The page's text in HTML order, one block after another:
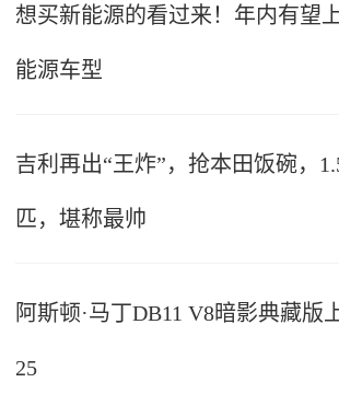
想买新能源的看过来！年内有望
能源车型
吉利再出“王炸”，抢本田饭碗，
匹，堪称最帅
阿斯顿·马丁DB11 V8暗影典藏版
25